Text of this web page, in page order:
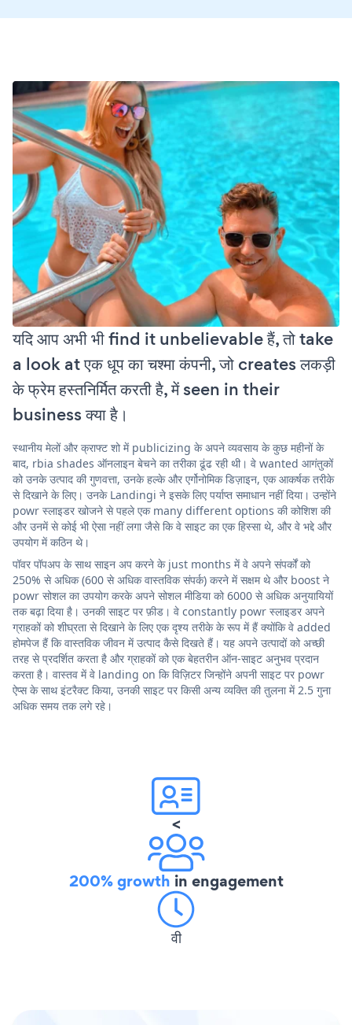
यदि आप अभी भी find it unbelievable हैं, तो take
a look at एक धूप का चश्मा कंपनी, जो creates लकड़ी
के फ्रेम हस्तनिर्मित करती है, में seen in their
business क्या है।
स्थानीय मेलों और क्राफ्ट शो में publicizing के अपने व्यवसाय के कुछ महीनों के
बाद, rbia shades ऑनलाइन बेचने का तरीका ढूंढ रही थी। वे wanted आगंतुकों
को उनके उत्पाद की गुणवत्ता, उनके हल्के और एर्गोनोमिक डिज़ाइन, एक आकर्षक तरीके
से दिखाने के लिए। उनके Landingi ने इसके लिए पर्याप्त समाधान नहीं दिया। उन्होंने
powr स्लाइडर खोजने से पहले एक many different options की कोशिश की
और उनमें से कोई भी ऐसा नहीं लगा जैसे कि वे साइट का एक हिस्सा थे, और वे भद्दे और
उपयोग में कठिन थे।
पॉवर पॉपअप के साथ साइन अप करने के just months में वे अपने संपर्कों को
250% से अधिक (600 से अधिक वास्तविक संपर्क) करने में सक्षम थे और boost ने
powr सोशल का उपयोग करके अपने सोशल मीडिया को 6000 से अधिक अनुयायियों
तक बढ़ा दिया है। उनकी साइट पर फ़ीड। वे constantly powr स्लाइडर अपने
ग्राहकों को शीघ्रता से दिखाने के लिए एक दृश्य तरीके के रूप में हैं क्योंकि वे added
होमपेज हैं कि वास्तविक जीवन में उत्पाद कैसे दिखते हैं। यह अपने उत्पादों को अच्छी
तरह से प्रदर्शित करता है और ग्राहकों को एक बेहतरीन ऑन-साइट अनुभव प्रदान
करता है। वास्तव में वे landing on कि विज़िटर जिन्होंने अपनी साइट पर powr
ऐप्स के साथ इंटरैक्ट किया, उनकी साइट पर किसी अन्य व्यक्ति की तुलना में 2.5 गुना
अधिक समय तक लगे रहे।
<
200% growth in engagement
वी